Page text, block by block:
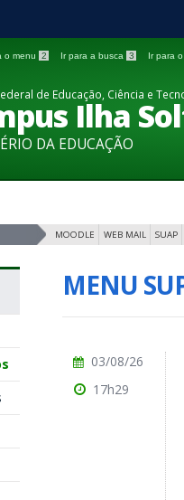
o menu 2 Ir para a busca 3 Ir para
de Educação, Ciência e
Ilha
DA EDUCAÇÃO
MOODLE WEB MAIL SUAP
MENU
03/08/26
17h29